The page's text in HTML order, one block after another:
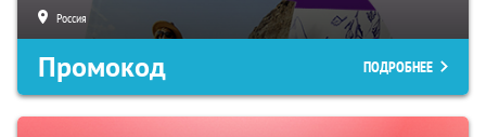
Россия
Промокод ПОДРОБНЕЕ